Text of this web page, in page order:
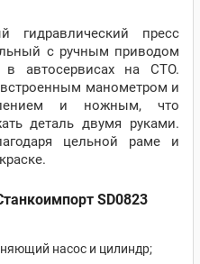
гидравлический пресс
с ручным приводом
в автосервисах на СТО.
манометром и
и ножным, что
деталь двумя руками.
цельной раме и
SD0823
насос и цилиндр;